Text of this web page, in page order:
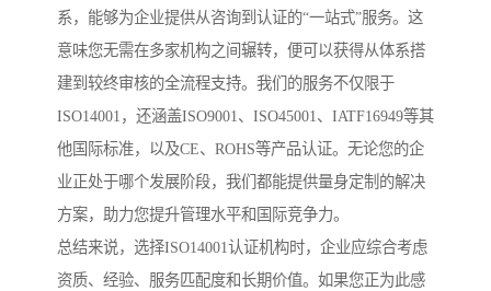
系，能够为企业提供从咨询到认证的“一站式”服务。这
意味您无需在多家机构之间辗转，便可以获得从体系搭
建到较终审核的全流程支持。我们的服务不仅限于
ISO14001，还涵盖ISO9001、ISO45001、IATF16949等其
他国际标准，以及CE、ROHS等产品认证。无论您的企
业正处于哪个发展阶段，我们都能提供量身定制的解决
方案，助力您提升管理水平和国际竞争力。
总结来说，选择ISO14001认证机构时，企业应综合考虑
资质、经验、服务匹配度和长期价值。如果您正为此感